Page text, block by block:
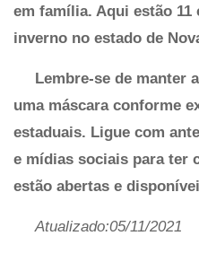
em família. Aqui estão 11
inverno no estado de
Lembre-se de manter
uma máscara conforme
estaduais. Ligue com
e mídias sociais para ter
estão abertas e
Atualizado:05/11/2021